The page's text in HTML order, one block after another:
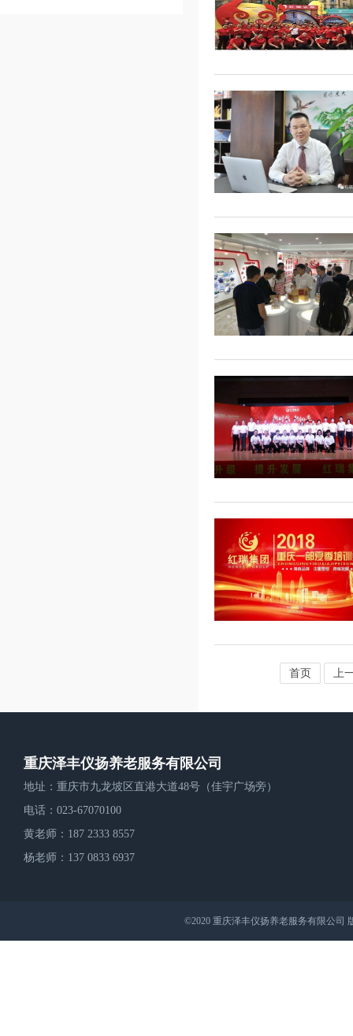
首页 上
重庆泽丰仪扬养老服务有限公司
地址：重庆市九龙坡区直港大道48号（佳宇广场旁）
电话：023-67070100
黄老师：187 2333 8557
杨老师：137 0833 6937
©2020 重庆泽丰仪扬养老服务有限公